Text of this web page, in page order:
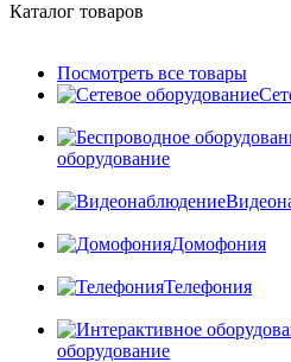
Каталог товаров
Посмотреть все товары
оборудование
Домофония
Телефония
оборудование